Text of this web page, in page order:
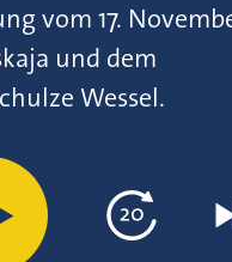
vom 17.
und dem
Wessel.